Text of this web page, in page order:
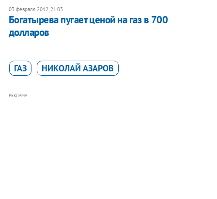
03 февраля 2012, 21:03
Богатырева пугает ценой на газ в 700
долларов
ГАЗ НИКОЛАЙ АЗАРОВ
РЕКЛАМА